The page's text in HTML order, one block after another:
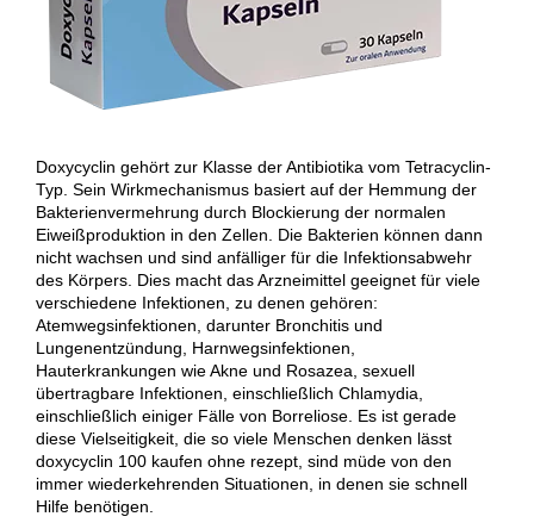
Doxycyclin gehört zur Klasse der Antibiotika vom Tetracyclin-
Typ. Sein Wirkmechanismus basiert auf der Hemmung der
Bakterienvermehrung durch Blockierung der normalen
Eiweißproduktion in den Zellen. Die Bakterien können dann
nicht wachsen und sind anfälliger für die Infektionsabwehr
des Körpers. Dies macht das Arzneimittel geeignet für viele
verschiedene Infektionen, zu denen gehören:
Atemwegsinfektionen, darunter Bronchitis und
Lungenentzündung, Harnwegsinfektionen,
Hauterkrankungen wie Akne und Rosazea, sexuell
übertragbare Infektionen, einschließlich Chlamydia,
einschließlich einiger Fälle von Borreliose. Es ist gerade
diese Vielseitigkeit, die so viele Menschen denken lässt
doxycyclin 100 kaufen ohne rezept, sind müde von den
immer wiederkehrenden Situationen, in denen sie schnell
Hilfe benötigen.